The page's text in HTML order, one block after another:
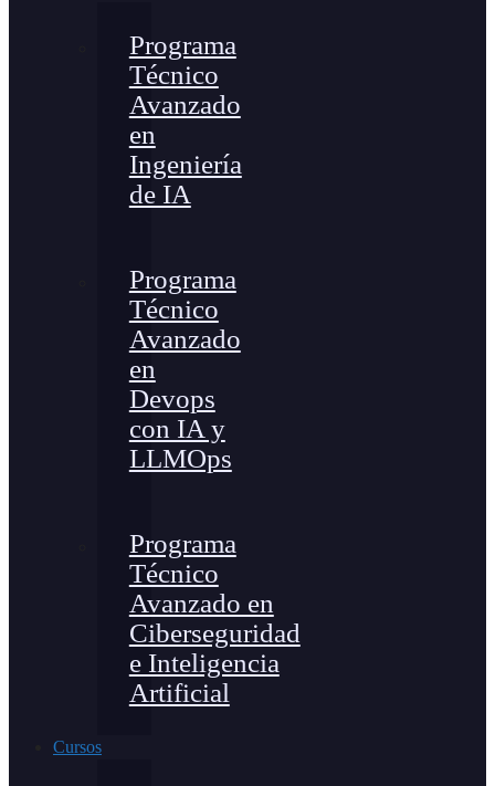
Programa
Técnico
Avanzado
en
Ingeniería
de IA
Programa
Técnico
Avanzado
en
Devops
con IA y
LLMOps
Programa
Técnico
Avanzado en
Ciberseguridad
e Inteligencia
Artificial
Cursos